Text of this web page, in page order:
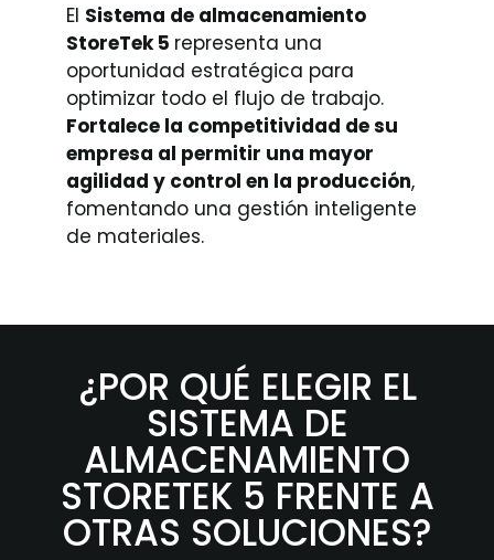
El Sistema de almacenamiento
StoreTek 5 representa una
oportunidad estratégica para
optimizar todo el flujo de trabajo.
Fortalece la competitividad de su
empresa al permitir una mayor
agilidad y control en la producción,
fomentando una gestión inteligente
de materiales.
¿POR QUÉ ELEGIR EL
SISTEMA DE
ALMACENAMIENTO
STORETEK 5 FRENTE A
OTRAS SOLUCIONES?